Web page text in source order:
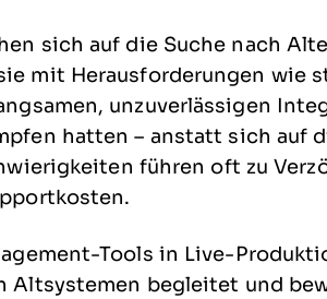
sich auf die Suche nach
mit Herausforderungen wie
unzuverlässigen
hatten – anstatt sich auf
führen oft zu
Tools in Live-
Altsystemen begleitet und